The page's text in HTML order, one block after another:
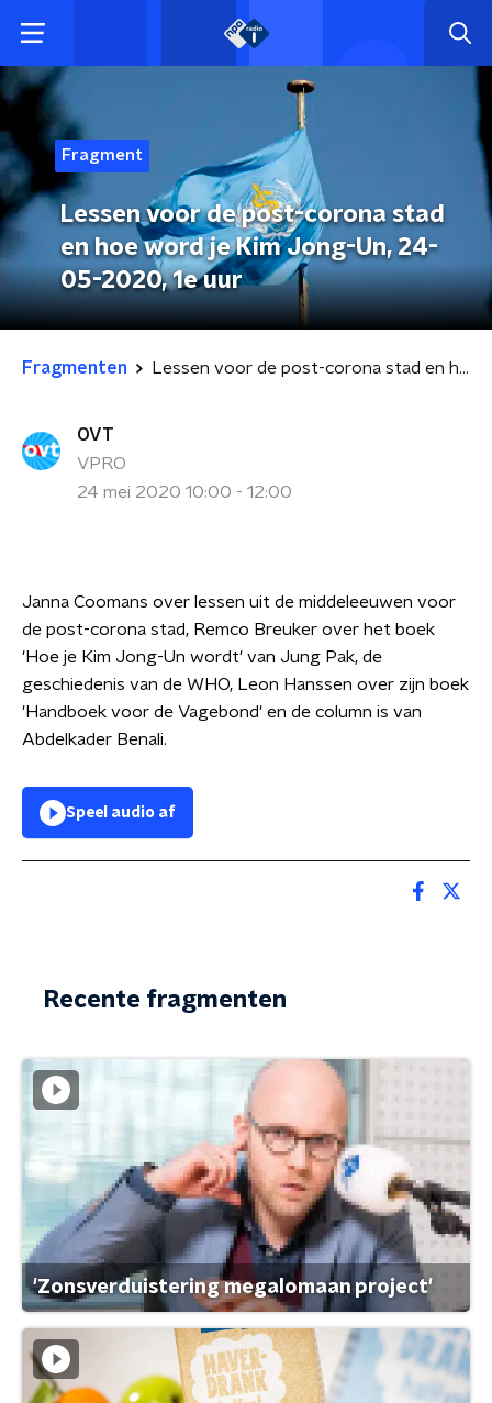
Fragment
Lessen voor de post-corona stad
en hoe word je Kim Jong-Un, 24-
05-2020, 1e uur
Fragmenten Lessen voor de post-corona stad en hoe word je Kim Jong-Un, 24-05-2020, 1e uur
OVT
VPRO
24 mei 2020 10:00 - 12:00
Janna Coomans over lessen uit de middeleeuwen voor
de post-corona stad, Remco Breuker over het boek
'Hoe je Kim Jong-Un wordt' van Jung Pak, de
geschiedenis van de WHO, Leon Hanssen over zijn boek
'Handboek voor de Vagebond' en de column is van
Abdelkader Benali.
Speel audio af
Recente fragmenten
'Zonsverduistering megalomaan project'